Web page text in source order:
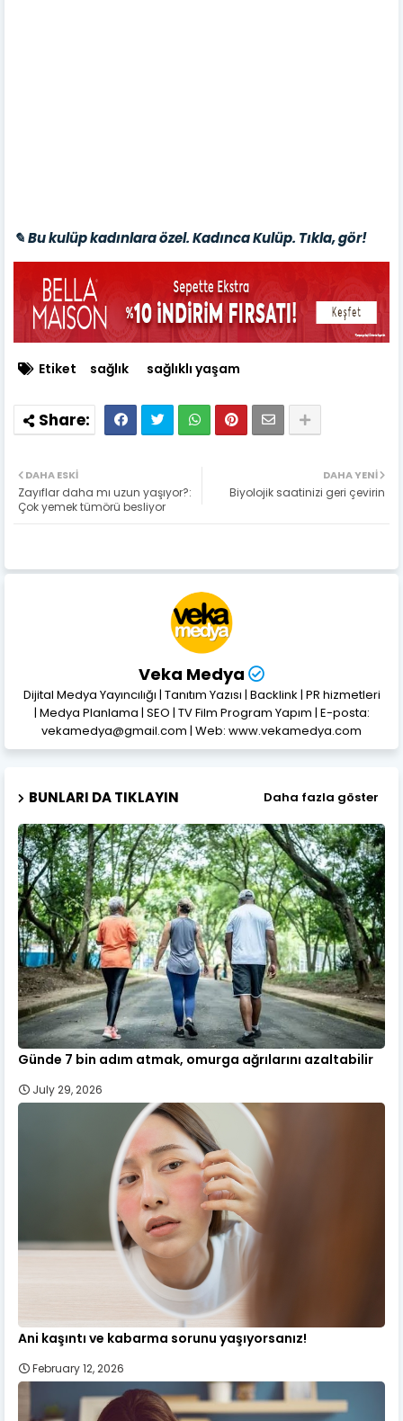
✎ Bu kulüp kadınlara özel. Kadınca Kulüp. Tıkla, gör!
Etiket sağlık sağlıklı yaşam
DAHA YENI
Biyolojik saatinizi geri çevirin
DAHA ESKI
Zayıflar daha mı uzun yaşıyor?:
Çok yemek tümörü besliyor
Veka Medya
Dijital Medya Yayıncılığı | Tanıtım Yazısı | Backlink | PR hizmetleri
| Medya Planlama | SEO | TV Film Program Yapım | E-posta:
vekamedya@gmail.com | Web: www.vekamedya.com
BUNLARI DA TIKLAYIN Daha fazla göster
Günde 7 bin adım atmak, omurga ağrılarını azaltabilir
July 29, 2026
Ani kaşıntı ve kabarma sorunu yaşıyorsanız!
February 12, 2026